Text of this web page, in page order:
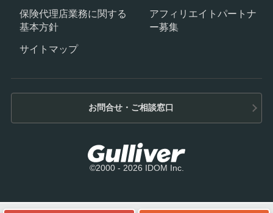
お問合せ・ご相談窓口
©2000 - 2026 IDOM Inc.
保険代理店業務に関する
基本方針
アフィリエイトパートナ
ー募集
サイトマップ